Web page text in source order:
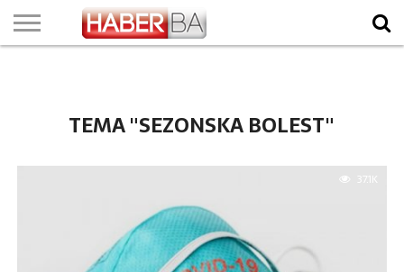
TEMA "SEZONSKA BOLEST"
37.1K